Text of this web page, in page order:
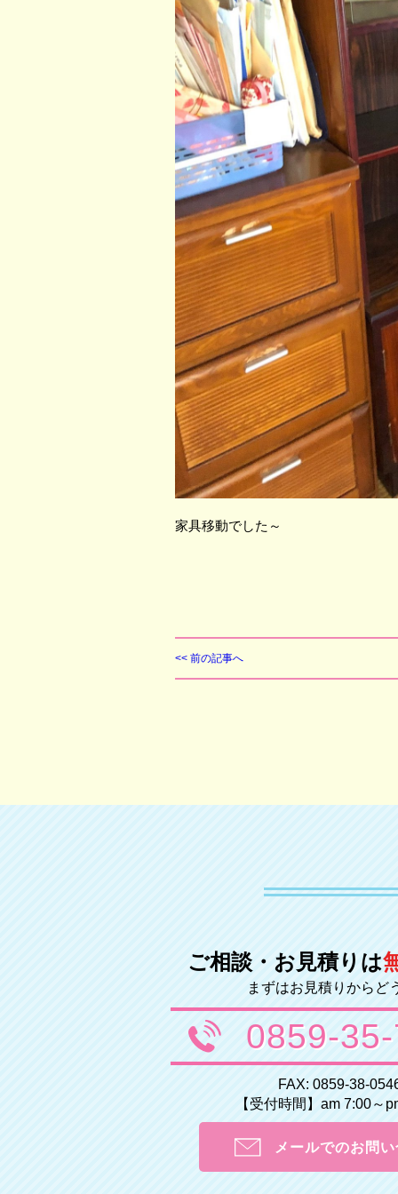
家具移動でした～
<< 前の記事へ
ご相談・お見積りは
まずはお見積りからど
0859-
FAX: 0859-38-
【受付時間】am 7:00～
メールでのお問